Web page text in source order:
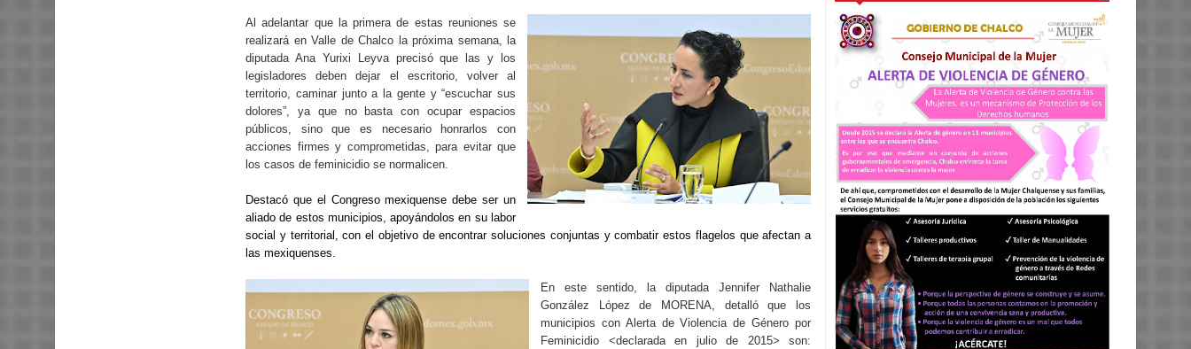
Al adelantar que la primera de estas reuniones se
realizará en Valle de Chalco la próxima semana, la
diputada Ana Yurixi Leyva precisó que las y los
legisladores deben dejar el escritorio, volver al
territorio, caminar junto a la gente y “escuchar sus
dolores”, ya que no basta con ocupar espacios
públicos, sino que es necesario honrarlos con
acciones firmes y comprometidas, para evitar que
los casos de feminicidio se normalicen.
Destacó que el Congreso mexiquense debe ser un
aliado de estos municipios, apoyándolos en su labor
social y territorial, con el objetivo de encontrar soluciones conjuntas y combatir estos flagelos que afectan a
las mexiquenses.
En este sentido, la diputada Jennifer Nathalie
González López de MORENA, detalló que los
municipios con Alerta de Violencia de Género por
Feminicidio <declarada en julio de 2015> son: